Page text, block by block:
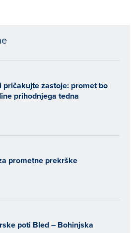
zastoje: promet bo
prihodnjega tedna
prometne prekrške
poti Bled – Bohinjska